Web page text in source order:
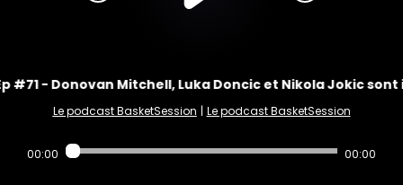
#71 - Donovan Mitchell, Luka Doncic et Nikola Jokic sont
Le podcast BasketSession | Le podcast BasketSession
00:00 00:00